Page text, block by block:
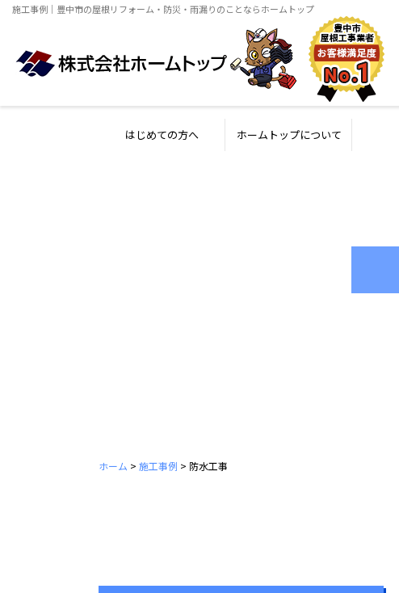
施工事例｜豊中市の屋根リフォーム・防災・雨漏りのことならホームトップ
はじめての方へ ホームトップについて
ホーム > 施工事例 > 防水工事